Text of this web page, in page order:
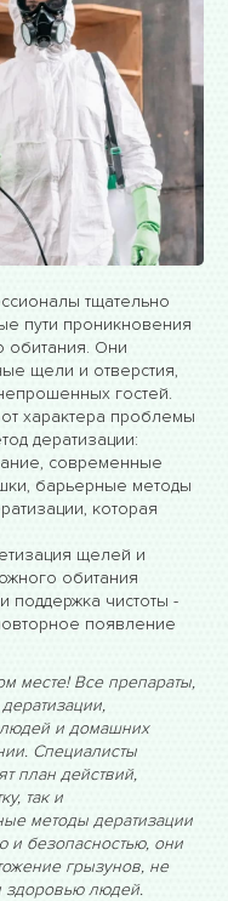
тщательно
пути проникновения
обитания. Они
щели и отверстия,
гостей.
характера проблемы
дератизации:
современные
барьерные методы
которая
щелей и
обитания
поддержка чистоты -
появление
месте! Все препараты,
и домашних
Специалисты
план действий,
так и
методы дератизации
и безопасностью, они
грызунов, не
здоровью людей.